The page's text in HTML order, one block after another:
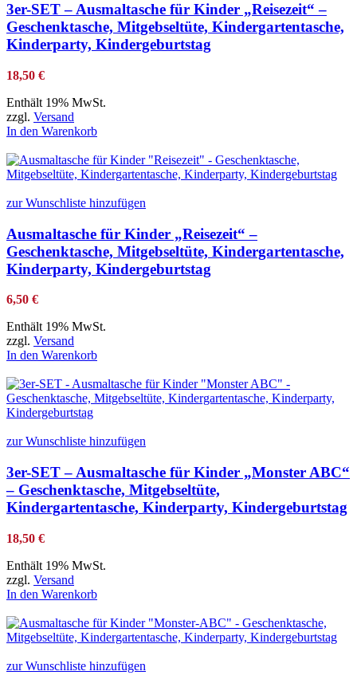
3er-SET – Ausmaltasche für Kinder „Reisezeit“ –
Geschenktasche, Mitgebseltüte, Kindergartentasche,
Kinderparty, Kindergeburtstag
18,50 €
Enthält 19% MwSt.
zzgl. Versand
In den Warenkorb
zur Wunschliste hinzufügen
Ausmaltasche für Kinder „Reisezeit“ –
Geschenktasche, Mitgebseltüte, Kindergartentasche,
Kinderparty, Kindergeburtstag
6,50 €
Enthält 19% MwSt.
zzgl. Versand
In den Warenkorb
zur Wunschliste hinzufügen
3er-SET – Ausmaltasche für Kinder „Monster ABC“
– Geschenktasche, Mitgebseltüte,
Kindergartentasche, Kinderparty, Kindergeburtstag
18,50 €
Enthält 19% MwSt.
zzgl. Versand
In den Warenkorb
zur Wunschliste hinzufügen